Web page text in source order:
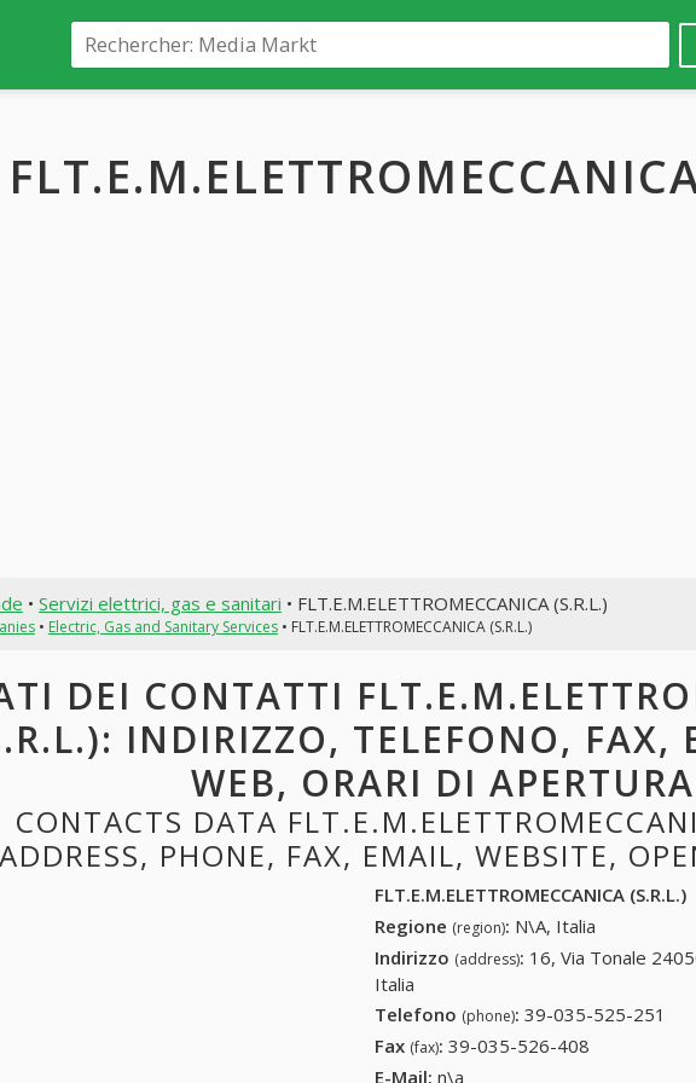
• Servizi elettrici, gas e sanitari • FLT.E.M.ELETTROMECCANICA (S.R.L.)
• Electric, Gas and Sanitary Services• FLT.E.M.ELETTROMECCANICA (S.R.L.)
DEI CONTATTI
INDIRIZZO, TELEFONO, FAX,
WEB, ORARI DI APERTURA
CONTACTS DATA
ADDRESS, PHONE, FAX, EMAIL, WEBSITE,
FLT.E.M.ELETTROMECCANICA (S.R.L.)
Regione (region): N\A, Italia
Indirizzo (address): 16, Via Tonale
Italia
Telefono (phone): 39-035-525-251
Fax (fax): 39-035-526-408
E-Mail: n\a